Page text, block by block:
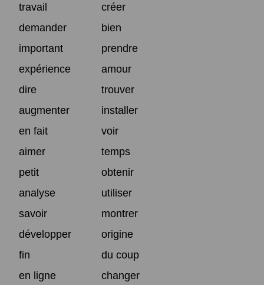
travail
créer
demander
bien
important
prendre
expérience
amour
dire
trouver
augmenter
installer
en fait
voir
aimer
temps
petit
obtenir
analyse
utiliser
savoir
montrer
développer
origine
fin
du coup
en ligne
changer